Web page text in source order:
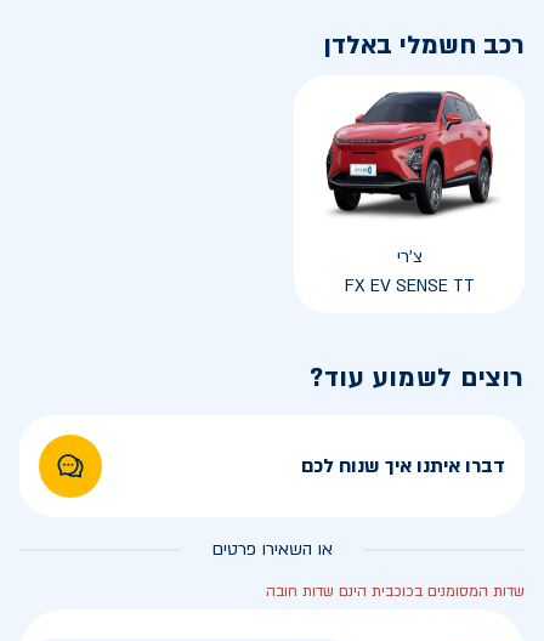
רכב חשמלי באלדן
צ'רי
FX EV SENSE TT
רוצים לשמוע עוד?
דברו איתנו איך שנוח לכם
או השאירו פרטים
שדות המסומנים בכוכבית הינם שדות חובה